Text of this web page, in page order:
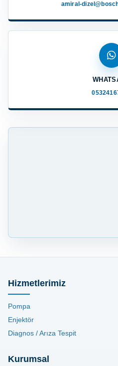
amiral-
Hizmetlerimiz
Pompa
Enjektör
Diagnos / Arıza Tespit
Kurumsal